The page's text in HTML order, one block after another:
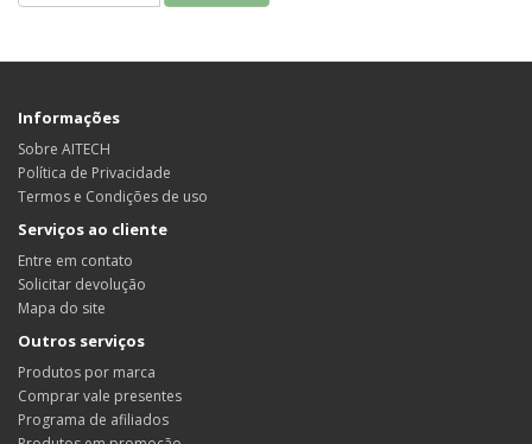
Informações
Sobre AITECH
Política de Privacidade
Termos e Condições de uso
Serviços ao cliente
Entre em contato
Solicitar devolução
Mapa do site
Outros serviços
Produtos por marca
Comprar vale presentes
Programa de afiliados